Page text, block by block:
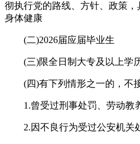
彻执行党的路线、方针、政策，
身体健康
(二)2026届应届毕业生
(三)限全日制大专及以上学
(四)有下列情形之一的，不接
1.曾受过刑事处罚、劳动教
2.因不良行为受过公安机关